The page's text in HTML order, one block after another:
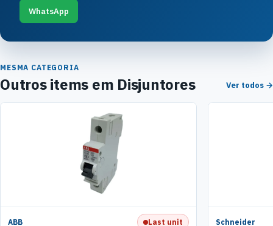
WhatsApp
MESMA CATEGORIA
Outros items em Disjuntores Ver todos →
ABB Last unit Schneider